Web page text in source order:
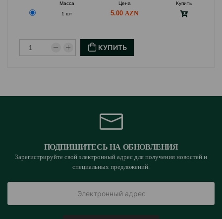
Масса Цена
Купить
1 шт
5.00
КУПИТЬ
ПОДПИШИТЕСЬ НА ОБНОВЛЕНИЯ
Зарегистрируйте свой электронный адрес для получения новостей и
специальных предложений.